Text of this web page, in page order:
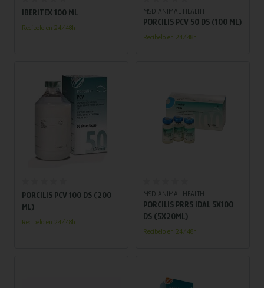
IBERITEX 100 ML
Recíbelo en 24/48h
MSD ANIMAL HEALTH
PORCILIS PCV 50 DS (100 ML)
Recíbelo en 24/48h
PORCILIS PCV 100 DS (200
ML)
Recíbelo en 24/48h
MSD ANIMAL HEALTH
PORCILIS PRRS IDAL 5X100
DS (5X20ML)
Recíbelo en 24/48h